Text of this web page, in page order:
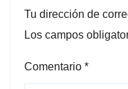
Tu dirección de
Los campos
Comentario *